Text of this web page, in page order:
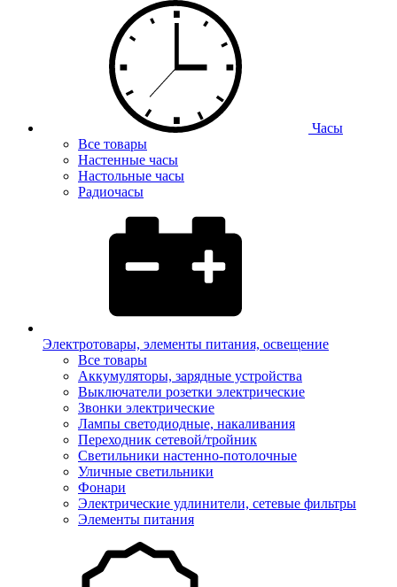
Часы
Все товары
Настенные часы
Настольные часы
Радиочасы
Электротовары, элементы питания, освещение
Все товары
Аккумуляторы, зарядные устройства
Выключатели розетки электрические
Звонки электрические
Лампы светодиодные, накаливания
Переходник сетевой/тройник
Светильники настенно-потолочные
Уличные светильники
Фонари
Электрические удлинители, сетевые фильтры
Элементы питания